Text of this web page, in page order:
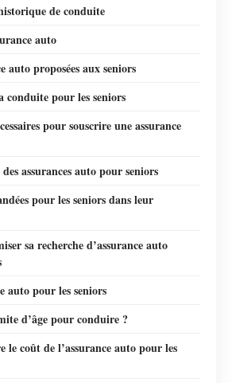
de conduite
auto
auto proposées aux seniors
conduite pour les seniors
pour souscrire une assurance
assurances auto pour seniors
pour les seniors dans leur
sa recherche d’assurance auto
auto pour les seniors
d’âge pour conduire ?
le coût de l’assurance auto pour les